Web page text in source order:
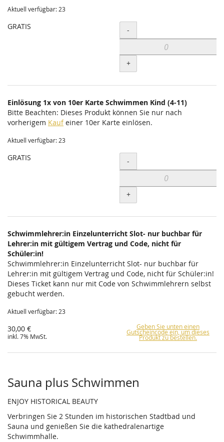
Aktuell verfügbar: 23
GRATIS Menge
-
+
Einlösung 1x von 10er Karte Schwimmen Kind (4-11)
Bitte Beachten: Dieses Produkt können Sie nur nach
vorherigem Kaufeiner 10er Karte einlösen.
Aktuell verfügbar: 23
GRATIS Menge
-
+
Schwimmlehrer:in Einzelunterricht Slot- nur buchbar für
Lehrer:in mit gültigem Vertrag und Code, nicht für
Schüler:in!
Schwimmlehrer:in Einzelunterricht Slot- nur buchbar für
Lehrer:in mit gültigem Vertrag und Code, nicht für Schüler:in!
Dieses Ticket kann nur mit Code von Schwimmlehrern selbst
gebucht werden.
Aktuell verfügbar: 23
30,00 €
inkl. 7% MwSt.
Geben Sie unten einen
Gutscheincode ein, um dieses
Produkt zu bestellen.
Sauna plus Schwimmen
ENJOY HISTORICAL BEAUTY
Verbringen Sie 2 Stunden im historischen Stadtbad und
Sauna und genießen Sie die kathedralenartige
Schwimmhalle.